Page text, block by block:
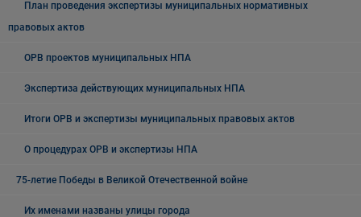
План проведения экспертизы муниципальных нормативных
правовых актов
ОРВ проектов муниципальных НПА
Экспертиза действующих муниципальных НПА
Итоги ОРВ и экспертизы муниципальных правовых актов
О процедурах ОРВ и экспертизы НПА
75-летие Победы в Великой Отечественной войне
Их именами названы улицы города